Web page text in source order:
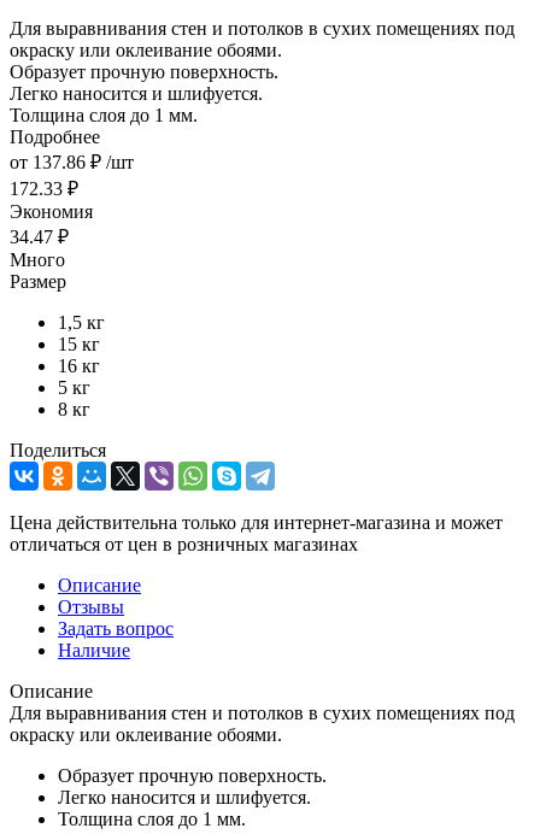
Для выравнивания стен и потолков в сухих помещениях под
окраску или оклеивание обоями.
Образует прочную поверхность.
Легко наносится и шлифуется.
Толщина слоя до 1 мм.
Подробнее
от 137.86 ₽ /шт
172.33 ₽
Экономия
34.47 ₽
Много
Размер
1,5 кг
15 кг
16 кг
5 кг
8 кг
Поделиться
Цена действительна только для интернет-магазина и может
отличаться от цен в розничных магазинах
Описание
Отзывы
Задать вопрос
Наличие
Описание
Для выравнивания стен и потолков в сухих помещениях под
окраску или оклеивание обоями.
Образует прочную поверхность.
Легко наносится и шлифуется.
Толщина слоя до 1 мм.